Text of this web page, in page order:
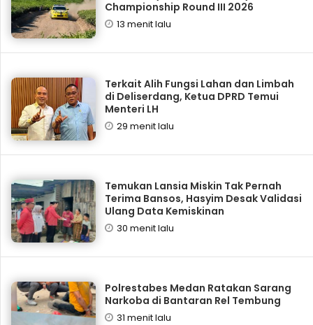
Championship Round III 2026
13 menit lalu
Terkait Alih Fungsi Lahan dan Limbah
di Deliserdang, Ketua DPRD Temui
Menteri LH
29 menit lalu
Temukan Lansia Miskin Tak Pernah
Terima Bansos, Hasyim Desak Validasi
Ulang Data Kemiskinan
30 menit lalu
Polrestabes Medan Ratakan Sarang
Narkoba di Bantaran Rel Tembung
31 menit lalu